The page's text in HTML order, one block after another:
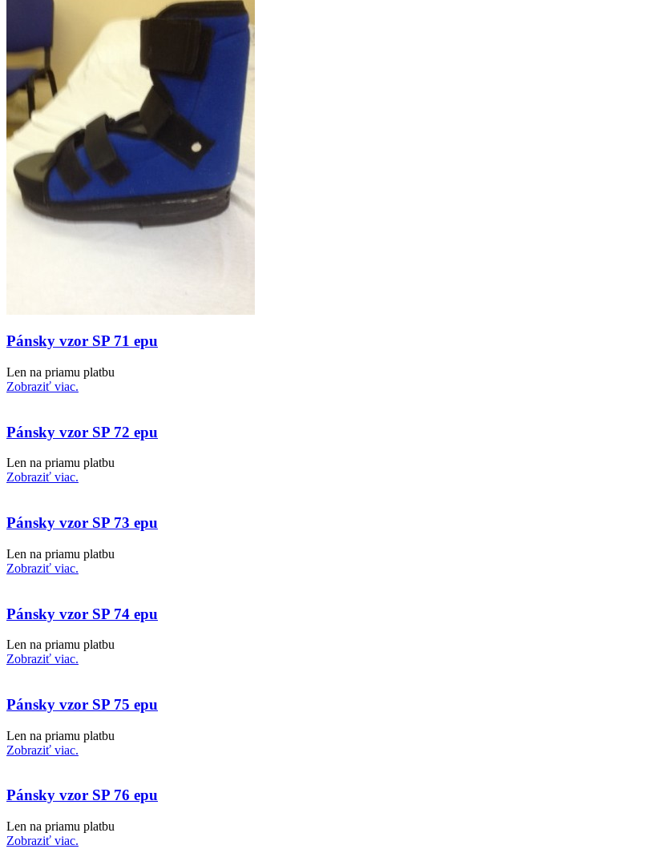
Pánsky vzor SP 71 epu
Len na priamu platbu
Zobraziť viac.
Pánsky vzor SP 72 epu
Len na priamu platbu
Zobraziť viac.
Pánsky vzor SP 73 epu
Len na priamu platbu
Zobraziť viac.
Pánsky vzor SP 74 epu
Len na priamu platbu
Zobraziť viac.
Pánsky vzor SP 75 epu
Len na priamu platbu
Zobraziť viac.
Pánsky vzor SP 76 epu
Len na priamu platbu
Zobraziť viac.